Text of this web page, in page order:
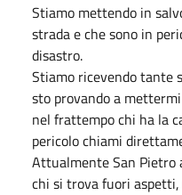
Stiamo mettendo in
strada e che sono in
disastro.
Stiamo ricevendo tante
sto provando a
nel frattempo chi ha la
pericolo chiami
Attualmente San Pietro
chi si trova fuori